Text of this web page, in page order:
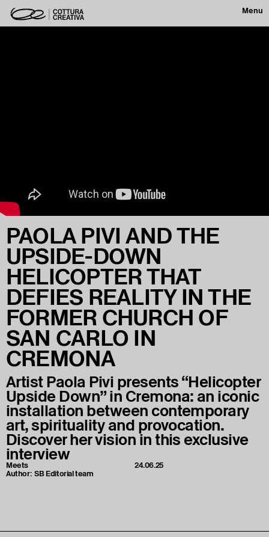
Menu
PAOLA PIVI AND THE
UPSIDE-DOWN
HELICOPTER THAT
DEFIES REALITY IN THE
FORMER CHURCH OF
SAN CARLO IN
CREMONA
Artist Paola Pivi presents “Helicopter
Upside Down” in Cremona: an iconic
installation between contemporary
art, spirituality and provocation.
Discover her vision in this exclusive
interview
Meets
Author:SB Editorial team
24.06.25